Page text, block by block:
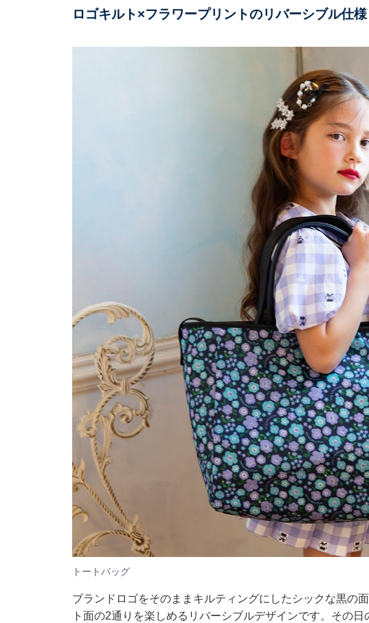
ロゴキルト×フラワープリントのリバーシブル仕様
トートバッグ
ブランドロゴをそのままキルティングにしたシックな黒の
ト面の2通りを楽しめるリバーシブルデザインです。その